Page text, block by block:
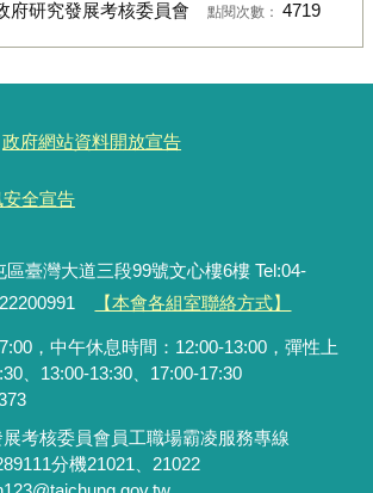
府研究發展考核委員會 點閱次數： 4719
政府網站資料開放宣告
全宣告
區臺灣大道三段99號文心樓6樓 Tel:04-
【本會各組室聯絡方式】
，中午休息時間：12:00-13:00，彈性上
、13:00-13:30、17:00-17:30
考核委員會員工職場霸凌服務專線
分機21021、21022